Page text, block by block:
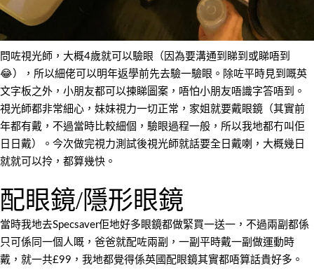
問咗視光師，大概4歲就可以驗眼（因為要溝通到睇到或睇唔到
😂），所以細佬可以明年返學前先去驗一驗眼。除咗平時見到嘅英
文字板之外，小朋友都可以揀睇圖案，唔怕小朋友唔識字答唔到。
視光師都非常細心，妹妹視力一切正常，家姐就要戴眼鏡（其實前
年都有戴，不過當時比較細個，驗眼過程一般，所以我地都冇叫佢
日日戴）。今次做完視力測試後視光師就話要全日戴喇，大概幾日
就就可以拎，都算幾快。
配眼鏡/隱形眼鏡
當時我地去Specsaver佢地好多眼鏡都做緊買一送一，不過兩副都係
只可係同一個人嘅，爸爸就配咗兩副，一副平時戴一副做運動時
戴，就一共£99，我地都覺得係英國配眼鏡其實都唔算話貴好多。